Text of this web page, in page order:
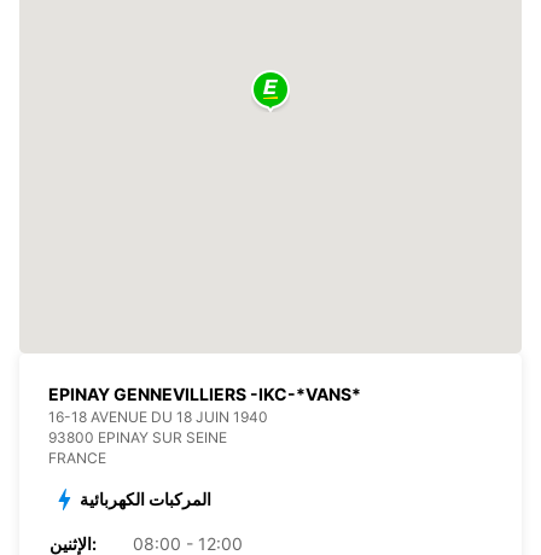
EPINAY GENNEVILLIERS -IKC-*VANS*
16-18 AVENUE DU 18 JUIN 1940
93800 EPINAY SUR SEINE
FRANCE
المركبات الكهربائية
الإثنين:
08:00 - 12:00